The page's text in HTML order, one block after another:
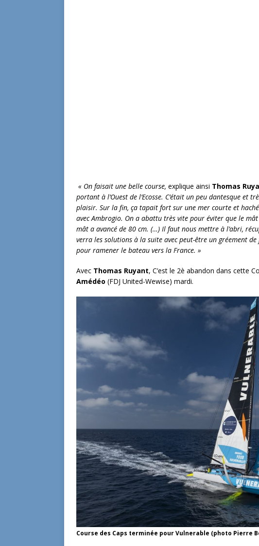
« On faisait une belle course, explique ainsi Thomas
portant à l’Ouest de l’Ecosse. C’était un peu dantesque et
plaisir. Sur la fin, ça tapait fort sur une mer courte et
avec Ambrogio. On a abattu très vite pour éviter que le
mât a avancé de 80 cm. (…) Il faut nous mettre à l’abri,
verra les solutions à la suite avec peut-être un gréement
pour ramener le bateau vers la France. »
Avec Thomas Ruyant, C’est le 2è abandon dans cette
Amédéo (FDJ United-Wewise) mardi.
Course des Caps terminée pour Vulnerable (photo Pierre